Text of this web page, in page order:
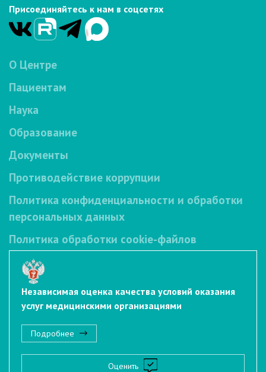
Присоединяйтесь к нам в соцсетях
О Центре
Пациентам
Наука
Образование
Документы
Противодействие коррупции
Политика конфиденциальности и обработки
персональных данных
Политика обработки cookie-файлов
Независимая оценка качества условий оказания
услуг медицинскими организациями
Подробнее
Оценить